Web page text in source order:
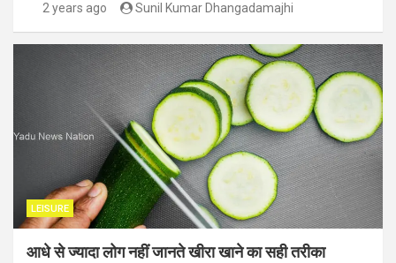
2 years ago Sunil Kumar Dhangadamajhi
LEISURE
आधे से ज्यादा लोग नहीं जानते खीरा खाने का सही तरीका